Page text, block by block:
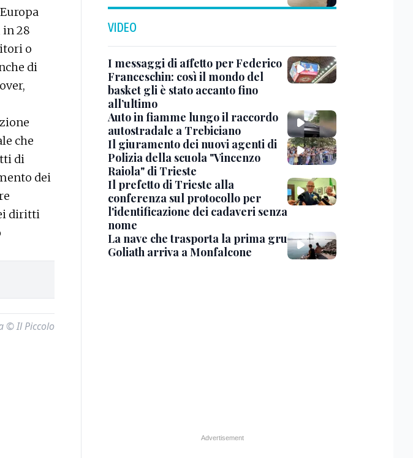
in 28
o
di
che
di
dei
diritti
© Il Piccolo
VIDEO
I messaggi di affetto per Federico
Franceschin: così il mondo del
basket gli è stato accanto fino
all’ultimo
Auto in fiamme lungo il raccordo
autostradale a Trebiciano
Il giuramento dei nuovi agenti di
Polizia della scuola "Vincenzo
Raiola" di Trieste
Il prefetto di Trieste alla
conferenza sul protocollo per
l'identificazione dei cadaveri senza
nome
La nave che trasporta la prima gru
Goliath arriva a Monfalcone